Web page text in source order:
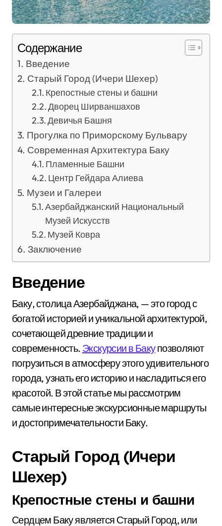
Содержание
Введение
Старый Город (Ичери Шехер)
Крепостные стены и башни
Дворец Ширваншахов
Девичья Башня
Прогулка по Приморскому Бульвару
Современная Архитектура Баку
Пламенные Башни
Центр Гейдара Алиева
Музеи и Галереи
Азербайджанский Национальный
Музей Искусств
Музей Ковра
Заключение
Введение
Баку, столица Азербайджана, — это город с
богатой историей и уникальной архитектурой,
сочетающей древние традиции и
современность. Экскурсии в Бакупозволяют
погрузиться в атмосферу этого удивительного
города, узнать его историю и насладиться его
красотой. В этой статье мы рассмотрим
самые интересные экскурсионные маршруты
и достопримечательности Баку.
Старый Город (Ичери
Шехер)
Крепостные стены и башни
Сердцем Баку является Старый Город, или